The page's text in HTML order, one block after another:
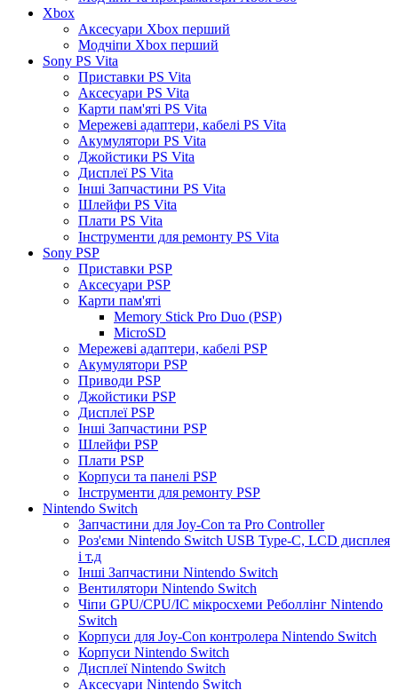
Xbox
Аксесуари Xbox перший
Модчіпи Xbox перший
Sony PS Vita
Приставки PS Vita
Аксесуари PS Vita
Карти пам'яті PS Vita
Мережеві адаптери, кабелі PS Vita
Акумулятори PS Vita
Джойстики PS Vita
Дисплеї PS Vita
Інші Запчастини PS Vita
Шлейфи PS Vita
Плати PS Vita
Інструменти для ремонту PS Vita
Sony PSP
Приставки PSP
Аксесуари PSP
Карти пам'яті
Memory Stick Pro Duo (PSP)
MicroSD
Мережеві адаптери, кабелі PSP
Акумулятори PSP
Приводи PSP
Джойстики PSP
Дисплеї PSP
Інші Запчастини PSP
Шлейфи PSP
Плати PSP
Корпуси та панелі PSP
Інструменти для ремонту PSP
Nintendo Switch
Запчастини для Joy-Con та Pro Controller
Роз'єми Nintendo Switch USB Type-C, LCD дисплея
і т.д
Інші Запчастини Nintendo Switch
Вентилятори Nintendo Switch
Чіпи GPU/CPU/IC мікросхеми Реболлінг Nintendo
Switch
Корпуси для Joy-Con контролера Nintendo Switch
Корпуси Nintendo Switch
Дисплеї Nintendo Switch
Аксесуари Nintendo Switch